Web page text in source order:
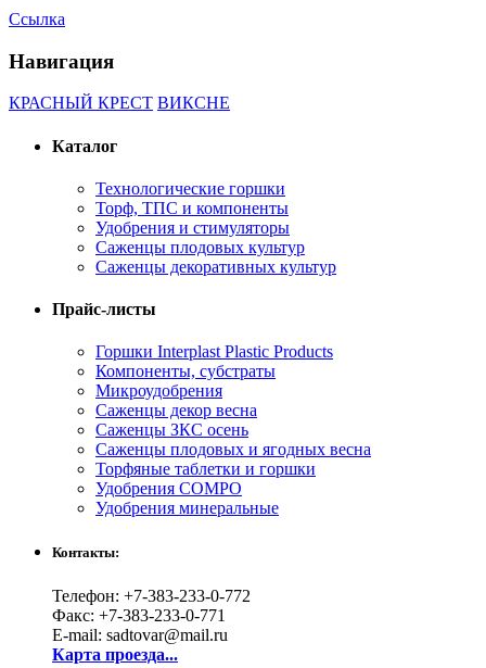
Ссылка
Навигация
КРАСНЫЙ КРЕСТ ВИКСНЕ
Каталог
Технологические горшки
Торф, ТПС и компоненты
Удобрения и стимуляторы
Саженцы плодовых культур
Саженцы декоративных культур
Прайс-листы
Горшки Interplast Plastic Products
Компоненты, субстраты
Микроудобрения
Саженцы декор весна
Саженцы ЗКС осень
Саженцы плодовых и ягодных весна
Торфяные таблетки и горшки
Удобрения COMPO
Удобрения минеральные
Контакты:
Телефон: +7-383-233-0-772
Факс: +7-383-233-0-771
E-mail: sadtovar@mail.ru
Карта проезда...